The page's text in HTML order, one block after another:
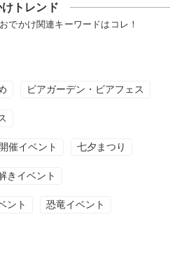
トレンド
でかけ関連キーワードはコレ！
ビアガーデン・ビアフェス
催イベント 七夕まつり
きイベント
ント 恐竜イベント